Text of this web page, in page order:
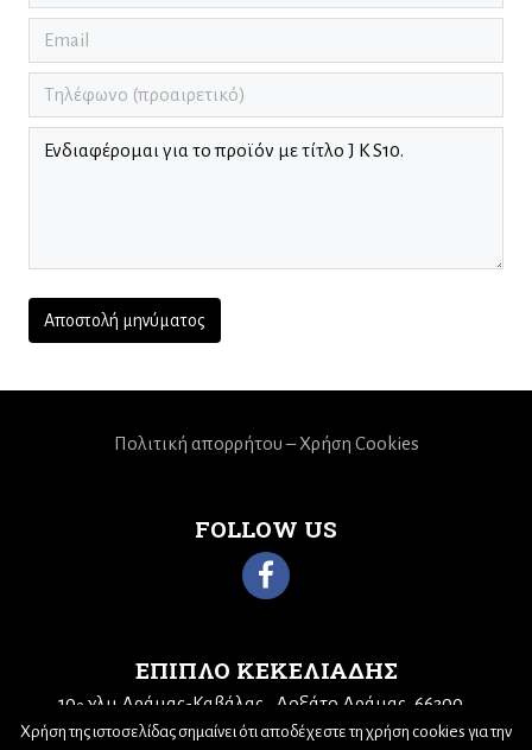
ΕΠΙΠΛΟ ΚΕΚΕΛΙΑΔΗΣ
10ο χλμ Δράμας-Καβάλας
Δοξάτο Δράμας, 66300
Τηλ: 25210 68943 Email:kekeliadis@otenet.gr
FOLLOW US
Πολιτική απορρήτου – Χρήση Cookies
Χρήση της ιστοσελίδας σημαίνει ότι αποδέχεστε τη χρήση cookies για την